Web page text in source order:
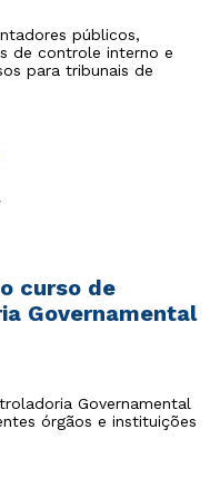
públicos,
de controle interno e
para tribunais de
curso de
Governamental
Governamental
órgãos e instituições